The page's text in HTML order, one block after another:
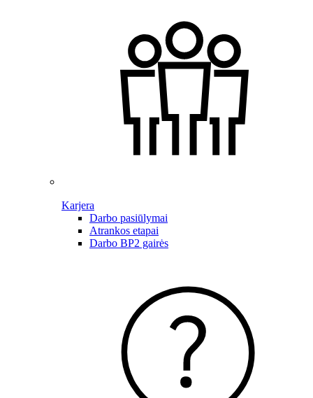
Karjera
Darbo pasiūlymai
Atrankos etapai
Darbo BP2 gairės